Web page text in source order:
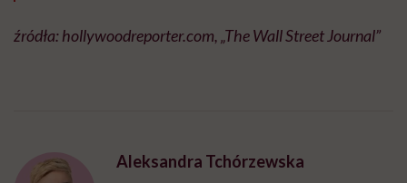
źródła: hollywoodreporter.com, „The Wall Street Journal”
Aleksandra Tchórzewska